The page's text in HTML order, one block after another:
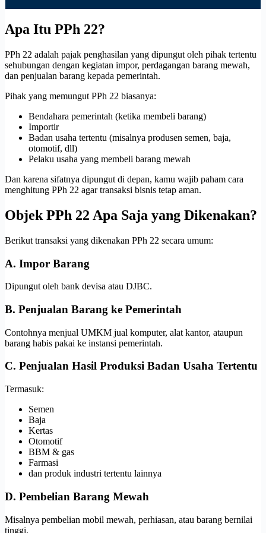
Apa Itu PPh 22?
PPh 22 adalah pajak penghasilan yang dipungut oleh pihak tertentu
sehubungan dengan kegiatan impor, perdagangan barang mewah,
dan penjualan barang kepada pemerintah.
Pihak yang memungut PPh 22 biasanya:
Bendahara pemerintah (ketika membeli barang)
Importir
Badan usaha tertentu (misalnya produsen semen, baja,
otomotif, dll)
Pelaku usaha yang membeli barang mewah
Dan karena sifatnya dipungut di depan, kamu wajib paham cara
menghitung PPh 22 agar transaksi bisnis tetap aman.
Objek PPh 22 Apa Saja yang Dikenakan?
Berikut transaksi yang dikenakan PPh 22 secara umum:
A. Impor Barang
Dipungut oleh bank devisa atau DJBC.
B. Penjualan Barang ke Pemerintah
Contohnya menjual UMKM jual komputer, alat kantor, ataupun
barang habis pakai ke instansi pemerintah.
C. Penjualan Hasil Produksi Badan Usaha Tertentu
Termasuk:
Semen
Baja
Kertas
Otomotif
BBM & gas
Farmasi
dan produk industri tertentu lainnya
D. Pembelian Barang Mewah
Misalnya pembelian mobil mewah, perhiasan, atau barang bernilai
tinggi.